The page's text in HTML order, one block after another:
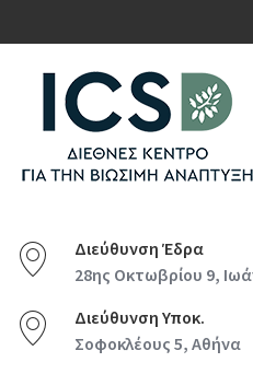
Διεύθυνση Έδρα
28ης Οκτωβρίου 9,
Διεύθυνση Υποκ.
Σοφοκλέους 5, Αθήνα